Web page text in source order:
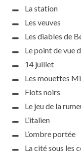
La station
Les veuves
Les diables de
Le point de vue
14 juillet
Les mouettes
Flots noirs
Le jeu de la
L’italien
L’ombre portée
La cité sous les